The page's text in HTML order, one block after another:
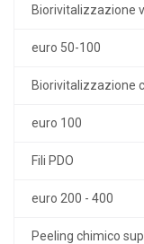
Biorivitalizzazione
euro 50-100
Biorivitalizzazione
euro 100
Fili PDO
euro 200 - 400
Peeling chimico